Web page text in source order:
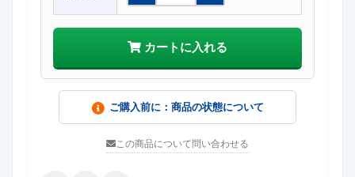
カートに入れる
ご購入前に：商品の状態について
この商品について問い合わせる